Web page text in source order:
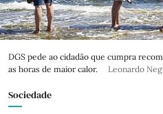
DGS pede ao cidadão que cumpra
as horas de maior calor.
Leonardo
Sociedade